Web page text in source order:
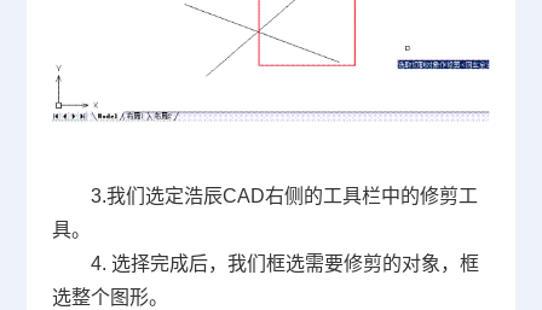
3.我们选定浩辰CAD右侧的工具栏中的修剪工
具。
4. 选择完成后，我们框选需要修剪的对象，框
选整个图形。